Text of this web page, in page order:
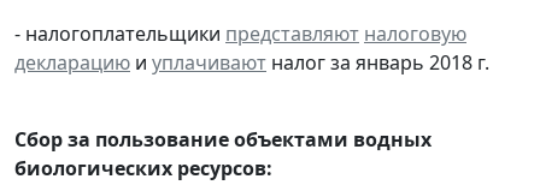
- налогоплательщики представляют налоговую
декларацию и уплачивают налог за январь 2018 г.
Сбор за пользование объектами водных
биологических ресурсов: